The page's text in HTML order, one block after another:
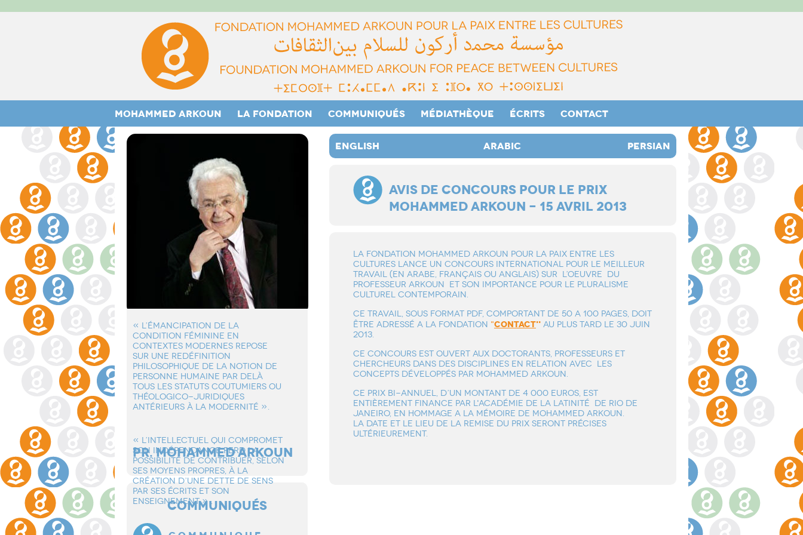
MOHAMMED ARKOUN LA FONDATION COMMUNIQUÉS MÉDIATHÈQUE ÉCRITS CONTACT
« L’éMANCIPATION DE LA
CONDITION FéMININE EN
CONTEXTES MODERNES REPOSE
SUR UNE REDéFINITION
PHILOSOPHIQUE DE LA NOTION DE
PERSONNE HUMAINE PAR DELà
TOUS LES STATUTS COUTUMIERS OU
THéOLOGICO-JURIDIQUES
ANTéRIEURS à LA MODERNITé ».
« L’INTELLECTUEL QUI COMPROMET
SON INDéPENDANCE PERD LA
POSSIBILITé DE CONTRIBUER, SELON
SES MOYENS PROPRES, à LA
CRéATION D’UNE DETTE DE SENS
PAR SES éCRITS ET SON
ENSEIGNEMENT » .
PR. MOHAMMED ARKOUN
COMMUNIQUÉS
ENGLISH ARABIC PERSIAN
AVIS DE CONCOURS POUR LE PRIX
MOHAMMED ARKOUN - 15 AVRIL 2013
LA FONDATION MOHAMMED ARKOUN POUR LA PAIX ENTRE LES
CULTURES LANCE UN CONCOURS INTERNATIONAL POUR LE MEILLEUR
TRAVAIL (EN ARABE, FRANÇAIS OU ANGLAIS) SUR L’OEUVRE DU
PROFESSEUR ARKOUN ET SON IMPORTANCE POUR LE PLURALISME
CULTUREL CONTEMPORAIN.
CE TRAVAIL, SOUS FORMAT PDF, COMPORTANT DE 50 A 100 PAGES, DOIT
ÊTRE ADRESSÉ A LA FONDATION "contact" AU PLUS TARD LE 30 JUIN
2013.
CE CONCOURS EST OUVERT AUX DOCTORANTS, PROFESSEURS ET
CHERCHEURS DANS DES DISCIPLINES EN RELATION AVEC LES
CONCEPTS DÉVELOPPÉS PAR MOHAMMED ARKOUN.
CE PRIX BI-ANNUEL, D’UN MONTANT DE 4 000 EUROS, EST
ENTIÈREMENT FINANCE PAR L'ACADÉMIE DE LA LATINITÉ DE RIO DE
JANEIRO, EN HOMMAGE A LA MÉMOIRE DE MOHAMMED ARKOUN.
LA DATE ET LE LIEU DE LA REMISE DU PRIX SERONT PRÉCISES
ULTÉRIEUREMENT.